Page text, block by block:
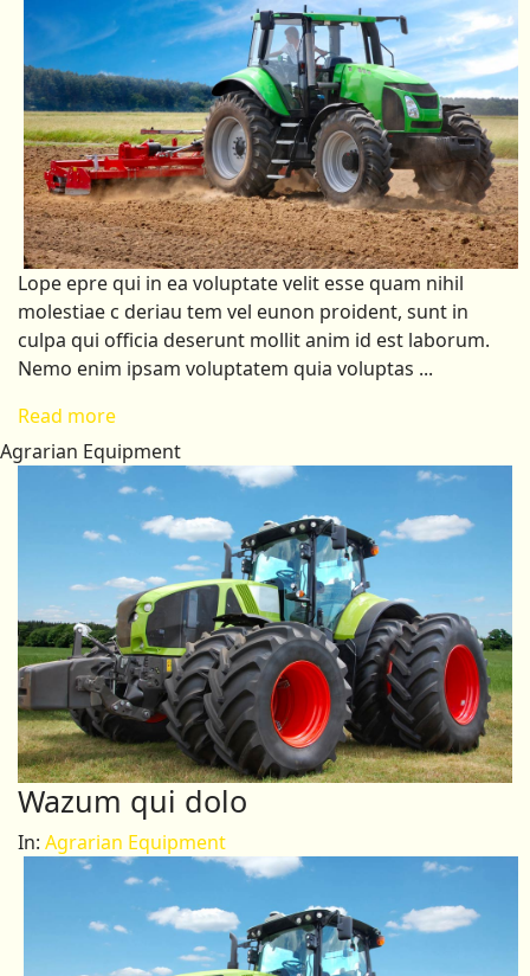
Lope epre qui in ea voluptate velit esse quam nihil
molestiae c deriau tem vel eunon proident, sunt in
culpa qui officia deserunt mollit anim id est laborum.
Nemo enim ipsam voluptatem quia voluptas ...
Read more
Agrarian Equipment
Wazum qui dolo
In: Agrarian Equipment